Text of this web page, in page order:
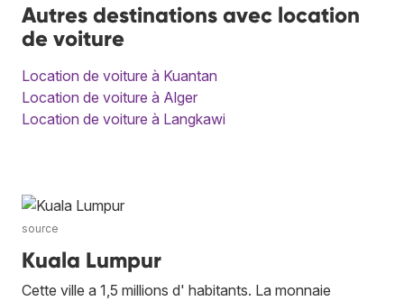
Autres destinations avec location
de voiture
Location de voiture à Kuantan
Location de voiture à Alger
Location de voiture à Langkawi
source
Kuala Lumpur
Cette ville a 1,5 millions d' habitants. La monnaie